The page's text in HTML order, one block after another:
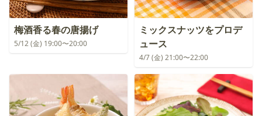
梅酒香る春の唐揚げ
5/12 (金) 19:00〜20:00
ミックスナッツをプロデ
ュース
4/7 (金) 21:00〜22:00